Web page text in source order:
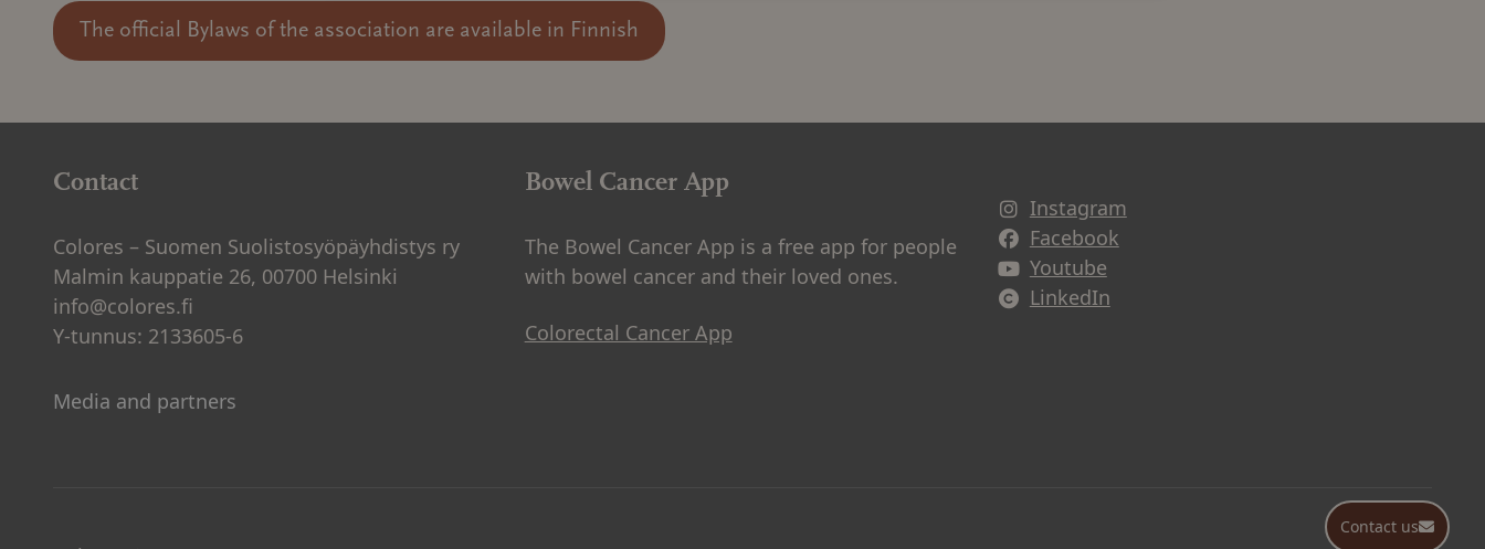
The official Bylaws of the association are available in Finnish
Contact
Colores – Suomen Suolistosyöpäyhdistys ry
Malmin kauppatie 26, 00700 Helsinki
info@colores.fi
Y-tunnus: 2133605-6
Media and partners
Bowel Cancer App
The Bowel Cancer App is a free app for people
with bowel cancer and their loved ones.
Colorectal Cancer App
Instagram
Avautuu uuteen ikkunaan
Facebook
Avautuu uuteen ikkunaan
Youtube
Avautuu uuteen ikkunaan
LinkedIn
Avautuu uuteen ikkunaan
Contact us
Contact us